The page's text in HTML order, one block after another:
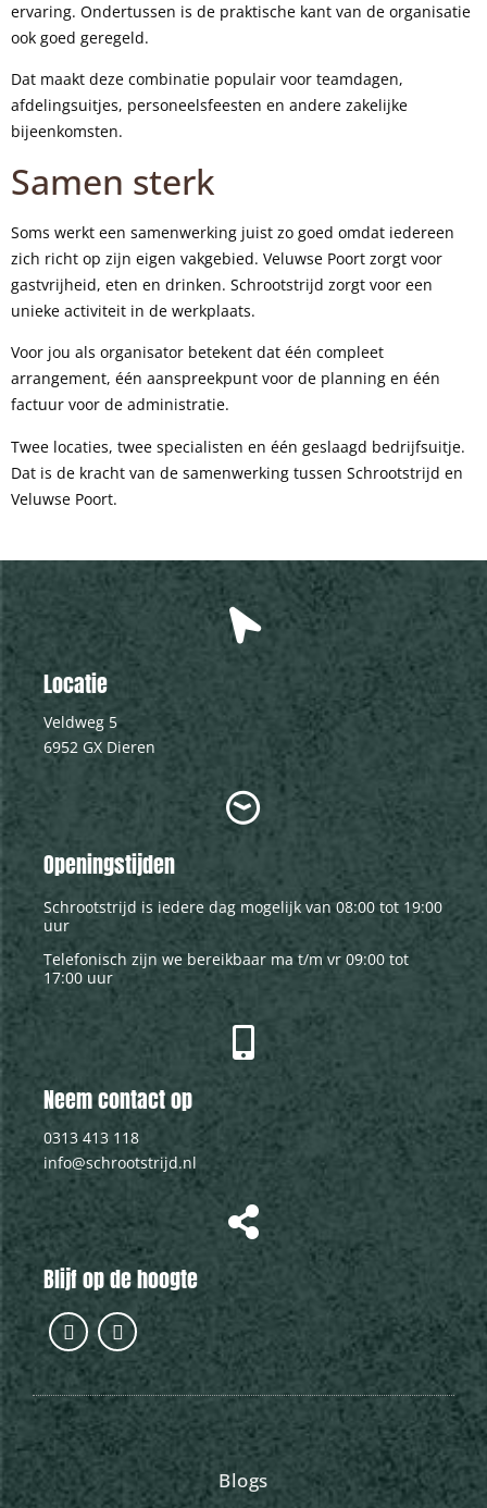
ervaring. Ondertussen is de praktische kant van de organisatie
ook goed geregeld.
Dat maakt deze combinatie populair voor teamdagen,
afdelingsuitjes, personeelsfeesten en andere zakelijke
bijeenkomsten.
Samen sterk
Soms werkt een samenwerking juist zo goed omdat iedereen
zich richt op zijn eigen vakgebied. Veluwse Poort zorgt voor
gastvrijheid, eten en drinken. Schrootstrijd zorgt voor een
unieke activiteit in de werkplaats.
Voor jou als organisator betekent dat één compleet
arrangement, één aanspreekpunt voor de planning en één
factuur voor de administratie.
Twee locaties, twee specialisten en één geslaagd bedrijfsuitje.
Dat is de kracht van de samenwerking tussen Schrootstrijd en
Veluwse Poort.
Locatie
Veldweg 5
6952 GX Dieren
Openingstijden
Schrootstrijd is iedere dag mogelijk van 08:00 tot 19:00
uur
Telefonisch zijn we bereikbaar ma t/m vr 09:00 tot
17:00 uur
Neem contact op
0313 413 118
info@schrootstrijd.nl
Blijf op de hoogte
Blogs